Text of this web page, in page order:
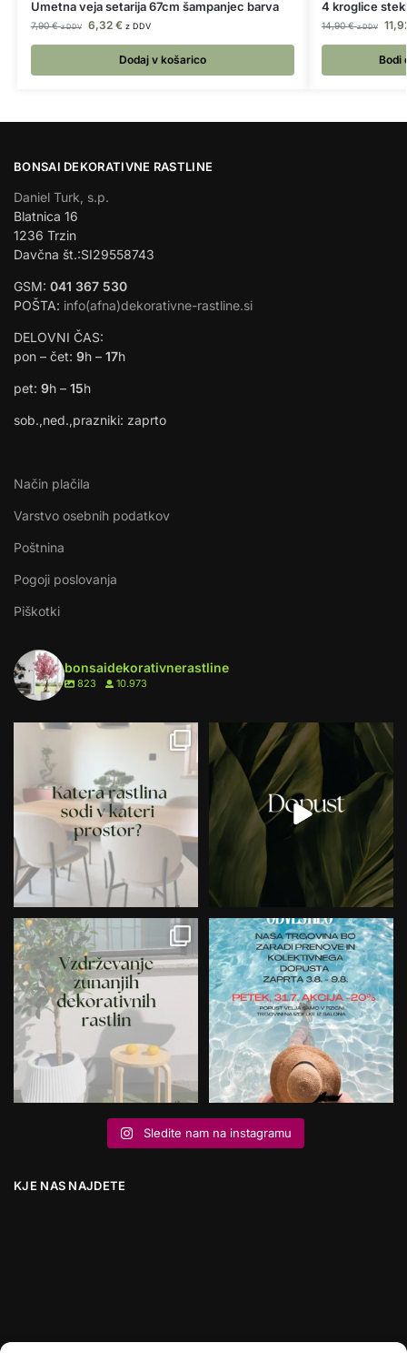
Umetna veja setarija 67cm šampanjec barva
7,90€ z DDV 6,32 € z DDV
Dodaj v košarico
4 kroglice
14,90€ z DDV
Bodi
BONSAI DEKORATIVNE RASTLINE
Daniel Turk, s.p.
Blatnica 16
1236 Trzin
Davčna št.:SI29558743
GSM: 041 367 530
POŠTA: info(afna)dekorativne-rastline.si
DELOVNI ČAS:
pon – čet: 9h – 17h
pet: 9h – 15h
sob.,ned.,prazniki: zaprto
Način plačila
Varstvo osebnih podatkov
Poštnina
Pogoji poslovanja
Piškotki
bonsaidekorativnerastline
823 10.973
Sledite nam na instagramu
KJE NAS NAJDETE